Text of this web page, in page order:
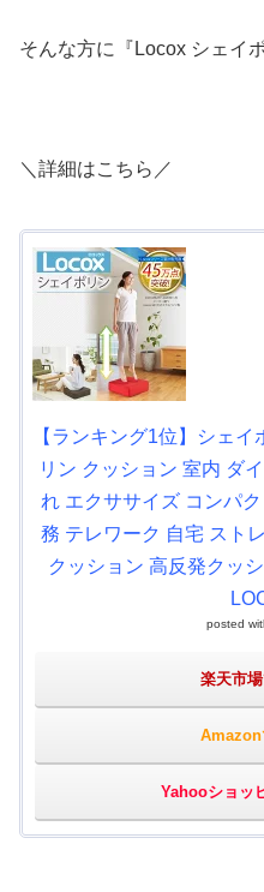
そんな方に『Locox シェイ
＼詳細はこちら／
【ランキング1位】シェ
リン クッション 室内 ダ
れ エクササイズ コンパ
務 テレワーク 自宅 スト
クッション 高反発クッ
posted
楽天市
Amazon
Yahooショッ